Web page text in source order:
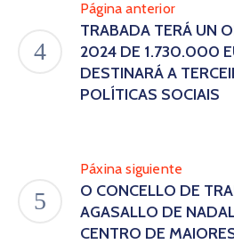
Página anterior
TRABADA TERÁ UN
2024 DE 1.730.000
DESTINARÁ A
POLÍTICAS SOCIAIS
Páxina siguiente
O CONCELLO DE
AGASALLO DE
CENTRO DE